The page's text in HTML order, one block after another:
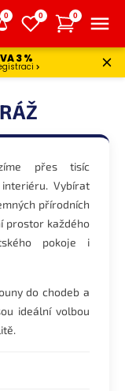
3 %
0 0 0
přes tisíc
Vybírat
přírodních
prostor každého
pokoje i
do chodeb a
ideální volbou